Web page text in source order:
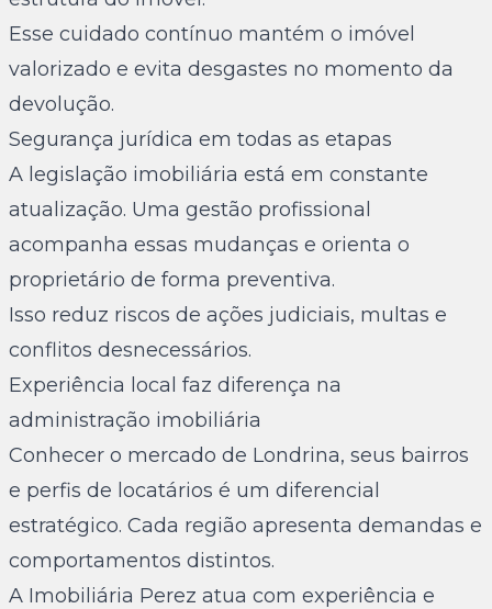
Esse cuidado contínuo mantém o imóvel
valorizado e evita desgastes no momento da
devolução.
Segurança jurídica em todas as etapas
A legislação imobiliária está em constante
atualização. Uma gestão profissional
acompanha essas mudanças e orienta o
proprietário de forma preventiva.
Isso reduz riscos de ações judiciais, multas e
conflitos desnecessários.
Experiência local faz diferença na
administração imobiliária
Conhecer o mercado de Londrina, seus bairros
e perfis de locatários é um diferencial
estratégico. Cada região apresenta demandas e
comportamentos distintos.
A Imobiliária Perez atua com experiência e